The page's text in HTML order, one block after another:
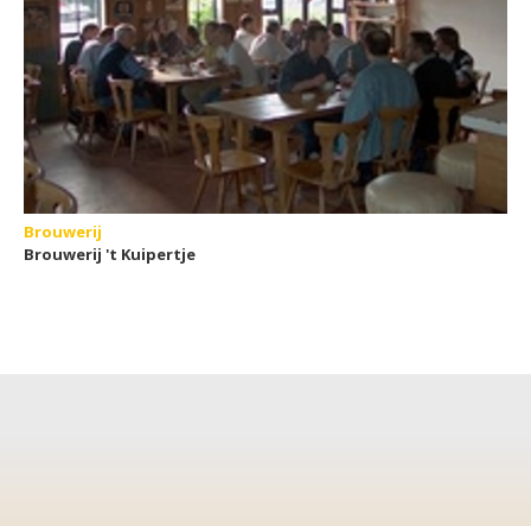
Brouwerij
Brouwerij 't Kuipertje